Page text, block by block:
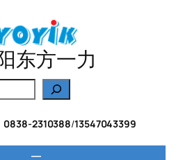
东方一力
搜
索
0838-2310388/13547043399